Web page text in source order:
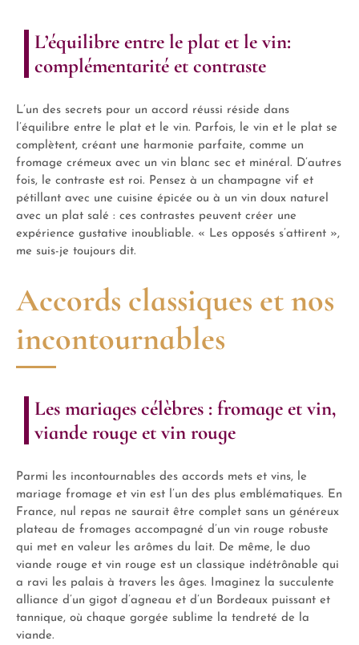
L’équilibre entre le plat et le vin:
complémentarité et contraste
L’un des secrets pour un accord réussi réside dans
l’équilibre entre le plat et le vin. Parfois, le vin et le plat se
complètent, créant une harmonie parfaite, comme un
fromage crémeux avec un vin blanc sec et minéral. D’autres
fois, le contraste est roi. Pensez à un champagne vif et
pétillant avec une cuisine épicée ou à un vin doux naturel
avec un plat salé : ces contrastes peuvent créer une
expérience gustative inoubliable. « Les opposés s’attirent »,
me suis-je toujours dit.
Accords classiques et nos
incontournables
Les mariages célèbres : fromage et vin,
viande rouge et vin rouge
Parmi les incontournables des accords mets et vins, le
mariage fromage et vin est l’un des plus emblématiques. En
France, nul repas ne saurait être complet sans un généreux
plateau de fromages accompagné d’un vin rouge robuste
qui met en valeur les arômes du lait. De même, le duo
viande rouge et vin rouge est un classique indétrônable qui
a ravi les palais à travers les âges. Imaginez la succulente
alliance d’un gigot d’agneau et d’un Bordeaux puissant et
tannique, où chaque gorgée sublime la tendreté de la
viande.